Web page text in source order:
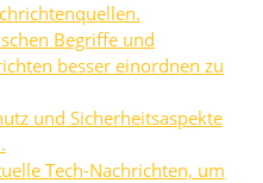
Begriffe und
besser einordnen zu
und Sicherheitsaspekte
Tech-Nachrichten, um